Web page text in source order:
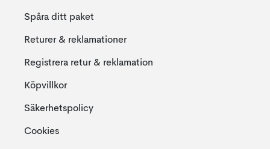
Spåra ditt paket
Returer & reklamationer
Registrera retur & reklamation
Köpvillkor
Säkerhetspolicy
Cookies